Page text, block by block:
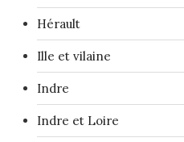
Hérault
Ille et vilaine
Indre
Indre et Loire